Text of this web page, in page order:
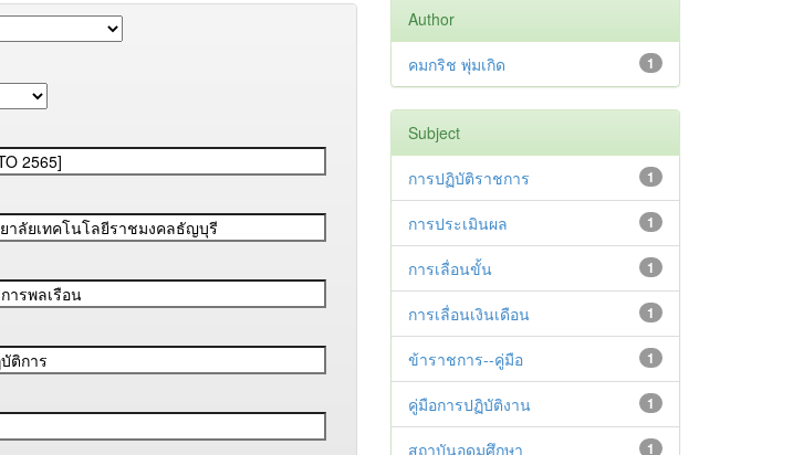
Author
1
คมกริช พุ่มเกิด
Subject
1
การปฏิบัติราชการ
1
การประเมินผล
1
การเลื่อนขั้น
1
การเลื่อนเงินเดือน
1
ข้าราชการ--คู่มือ
1
คู่มือการปฏิบัติงาน
1
สถาบันอุดมศึกษา